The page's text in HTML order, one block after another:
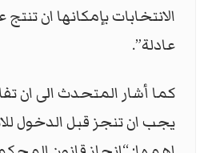
الانتخابات بإمكانها ان
عادلة”.
كما أشار المتحدث الى ان
يجب ان تنجز قبل الدخول